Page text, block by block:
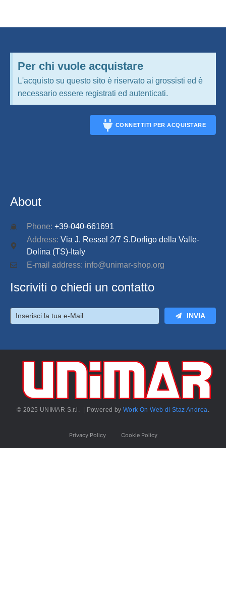
Per chi vuole acquistare
L'acquisto su questo sito è riservato ai grossisti ed è
necessario essere registrati ed autenticati.
CONNETTITI PER ACQUISTARE
About
Phone: +39-040-661691
Address: Via J. Ressel 2/7 S.Dorligo della Valle-
Dolina (TS)-Italy
E-mail address: info@unimar-shop.org
Iscriviti o chiedi un contatto
INVIA
© 2025 UNIMAR S.r.l. | Powered byWork On Web di Staz Andrea.
Privacy Policy Cookie Policy